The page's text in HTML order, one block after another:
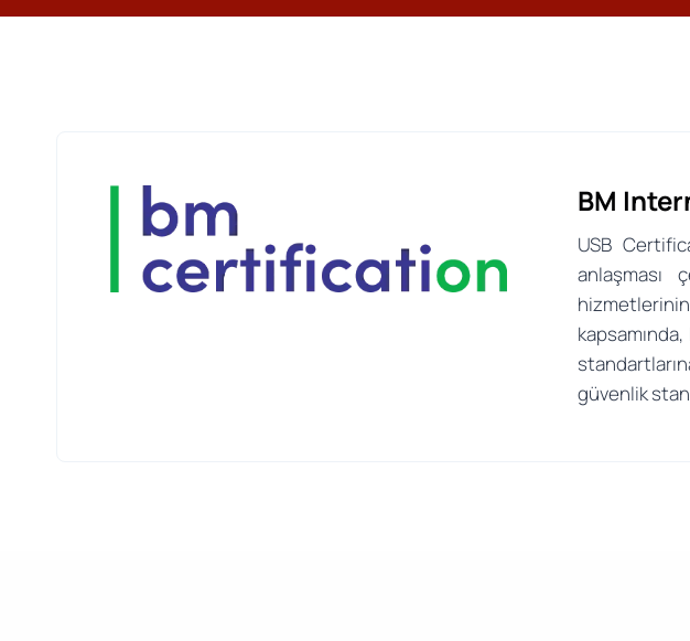
BM
USB
anlaşması
güvenlik